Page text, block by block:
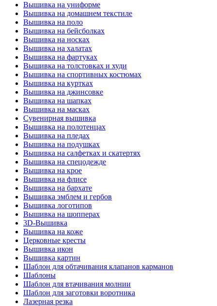
Вышивка на униформе
Вышивка на домашнем текстиле
Вышивка на поло
Вышивка на бейсболках
Вышивка на носках
Вышивка на халатах
Вышивка на фартуках
Вышивка на толстовках и худи
Вышивка на спортивных костюмах
Вышивка на куртках
Вышивка на джинсовке
Вышивка на шапках
Вышивка на масках
Сувенирная вышивка
Вышивка на полотенцах
Вышивка на пледах
Вышивка на подушках
Вышивка на салфетках и скатертях
Вышивка на спецодежде
Вышивка на крое
Вышивка на флисе
Вышивка на бархате
Вышивка эмблем и гербов
Вышивка логотипов
Вышивка на шопперах
3D-Вышивка
Вышивка на коже
Церковные кресты
Вышивка икон
Вышивка картин
Шаблон для обтачивания клапанов карманов
Шаблоны
Шаблон для втачивания молнии
Шаблон для заготовки воротника
Лазерная резка